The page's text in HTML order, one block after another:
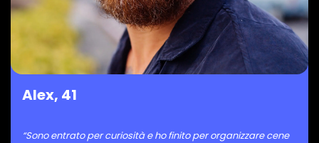
Alex, 41
“Sono entrato per curiosità e ho finito per organizzare cene